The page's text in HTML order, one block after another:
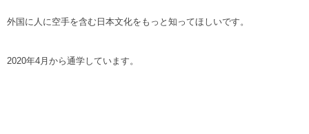
外国に人に空手を含む日本文化をもっと知ってほしいです。
2020年4月から通学しています。